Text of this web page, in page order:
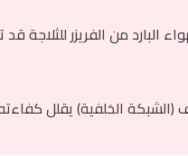
البارد من الفريزر للثلاجة
(الشبكة الخلفية) يقلل